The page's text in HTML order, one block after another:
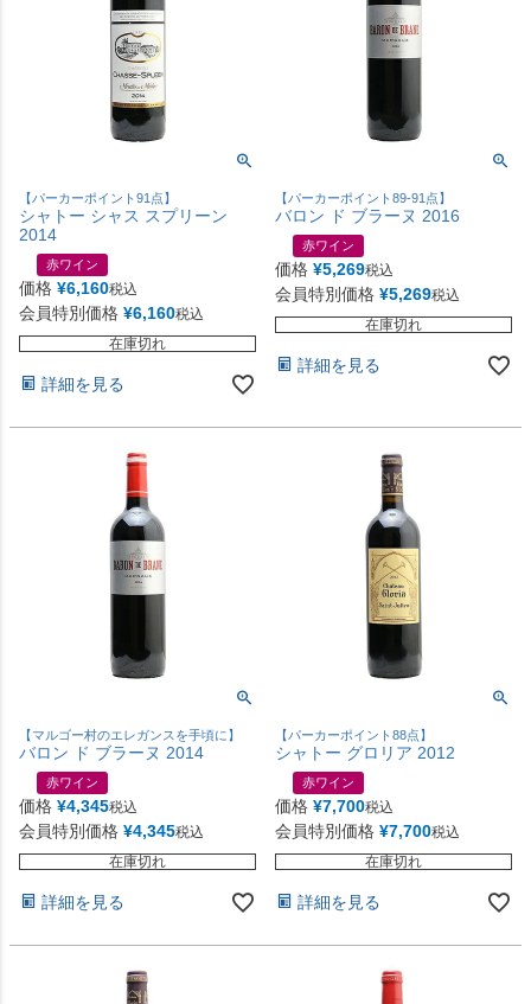
【パーカーポイント91点】
シャトー シャス スプリーン
2014
赤ワイン
価格 ¥6,160税込
会員特別価格 ¥6,160税込
在庫切れ
詳細を見る
【パーカーポイント89-91点】
バロン ド ブラーヌ 2016
赤ワイン
価格 ¥5,269税込
会員特別価格 ¥5,269税込
在庫切れ
詳細を見る
【マルゴー村のエレガンスを手頃に】
バロン ド ブラーヌ 2014
赤ワイン
価格 ¥4,345税込
会員特別価格 ¥4,345税込
在庫切れ
詳細を見る
【パーカーポイント88点】
シャトー グロリア 2012
赤ワイン
価格 ¥7,700税込
会員特別価格 ¥7,700税込
在庫切れ
詳細を見る